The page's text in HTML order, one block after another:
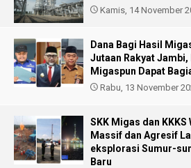
Kamis, 14 November
Dana Bagi Hasil
Jutaan Rakyat
Migaspun Dapat
Rabu, 13 November
SKK Migas dan
Massif dan Agresif
eksplorasi Sumur-
Baru